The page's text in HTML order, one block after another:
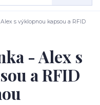
s výklopnou kapsou a RFID
- Alex s
a RFID